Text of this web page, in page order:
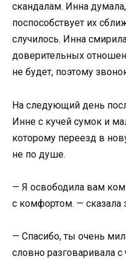
скандалам. Инна
поспособствует их
случилось. Инна
доверительных
не будет, поэтому
На следующий день
Инне с кучей сумок и
которому переезд в
не по душе.
— Я освободила вам
с комфортом. — сказала
— Спасибо, ты очень
словно разговаривала